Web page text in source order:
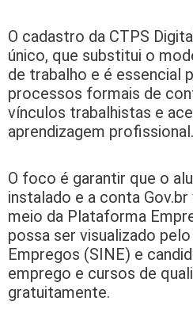
O cadastro da CTPS
único, que substitui o
de trabalho e é essencial
processos formais de
vínculos trabalhistas e
aprendizagem profissional.
O foco é garantir que o
instalado e a conta
meio da Plataforma
possa ser visualizado
Empregos (SINE) e
emprego e cursos de
gratuitamente.